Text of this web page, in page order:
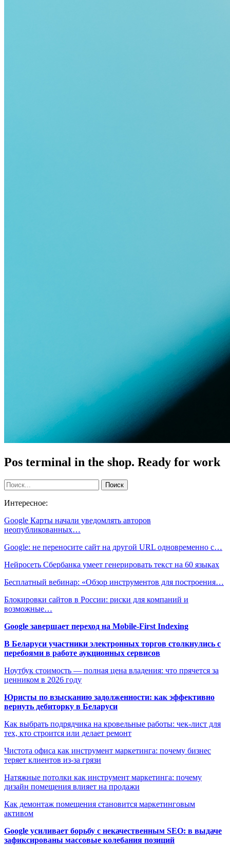
Pos terminal in the shop. Ready for work
Интересное:
Google Карты начали уведомлять авторов
неопубликованных…
Google: не переносите сайт на другой URL одновременно с…
Нейросеть Сбербанка умеет генерировать текст на 60 языках
Бесплатный вебинар: «Обзор инструментов для построения…
Блокировки сайтов в России: риски для компаний и
возможные…
Google завершает переход на Mobile-First Indexing
В Беларуси участники электронных торгов столкнулись с
перебоями в работе аукционных сервисов
Ноутбук стоимость — полная цена владения: что прячется за
ценником в 2026 году
Юристы по взысканию задолженности: как эффективно
вернуть дебиторку в Беларуси
Как выбрать подрядчика на кровельные работы: чек-лист для
тех, кто строится или делает ремонт
Чистота офиса как инструмент маркетинга: почему бизнес
теряет клиентов из-за грязи
Натяжные потолки как инструмент маркетинга: почему
дизайн помещения влияет на продажи
Как демонтаж помещения становится маркетинговым
активом
Google усиливает борьбу с некачественным SEO: в выдаче
зафиксированы массовые колебания позиций